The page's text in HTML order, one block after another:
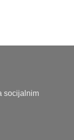
socijalnim